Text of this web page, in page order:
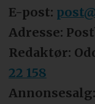
E-post:
Adresse:
Redaktør:
22 158